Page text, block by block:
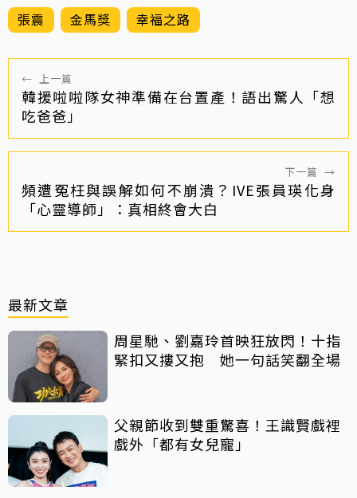
張震 金馬獎 幸福之路
← 上一篇
韓援啦啦隊女神準備在台置產！語出驚人「想
吃爸爸」
下一篇 →
頻遭冤枉與誤解如何不崩潰？IVE張員瑛化身
「心靈導師」：真相終會大白
最新文章
周星馳、劉嘉玲首映狂放閃！十指
緊扣又摟又抱 她一句話笑翻全場
父親節收到雙重驚喜！王識賢戲裡
戲外「都有女兒寵」